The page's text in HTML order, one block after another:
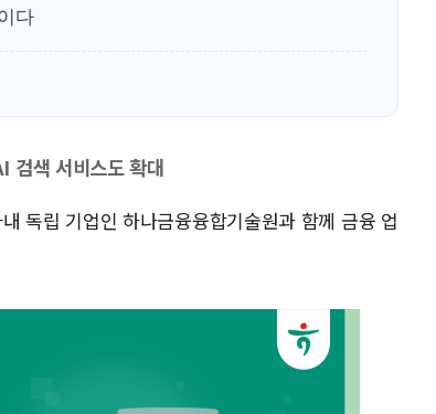
다
검색 서비스도 확대
독립 기업인 하나금융융합기술원과 함께 금융 업